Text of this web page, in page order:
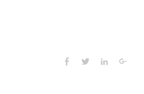
Social
Facebook
TwitterLinkedIn